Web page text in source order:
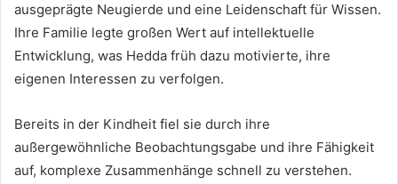
ausgeprägte Neugierde und eine Leidenschaft für Wissen.
Ihre Familie legte großen Wert auf intellektuelle
Entwicklung, was Hedda früh dazu motivierte, ihre
eigenen Interessen zu verfolgen.
Bereits in der Kindheit fiel sie durch ihre
außergewöhnliche Beobachtungsgabe und ihre Fähigkeit
auf, komplexe Zusammenhänge schnell zu verstehen.